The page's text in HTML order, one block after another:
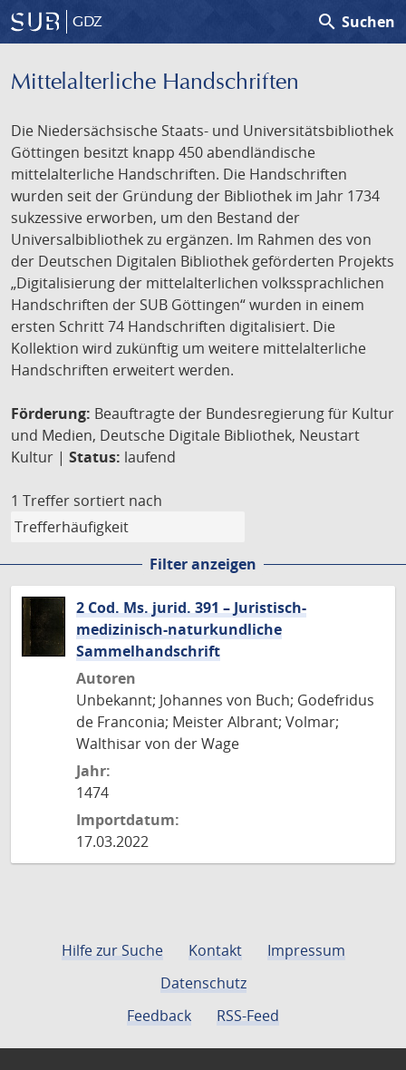
GDZ search Suchen
Mittelalterliche Handschriften
Die Niedersächsische Staats- und Universitätsbibliothek
Göttingen besitzt knapp 450 abendländische
mittelalterliche Handschriften. Die Handschriften
wurden seit der Gründung der Bibliothek im Jahr 1734
sukzessive erworben, um den Bestand der
Universalbibliothek zu ergänzen. Im Rahmen des von
der Deutschen Digitalen Bibliothek geförderten Projekts
„Digitalisierung der mittelalterlichen volkssprachlichen
Handschriften der SUB Göttingen“ wurden in einem
ersten Schritt 74 Handschriften digitalisiert. Die
Kollektion wird zukünftig um weitere mittelalterliche
Handschriften erweitert werden.
Förderung: Beauftragte der Bundesregierung für Kultur
und Medien, Deutsche Digitale Bibliothek, Neustart
Kultur | Status: laufend
1 Treffer sortiert nach
Filter anzeigen
2 Cod. Ms. jurid. 391 – Juristisch-
medizinisch-naturkundliche
Sammelhandschrift
Autoren
Unbekannt; Johannes von Buch; Godefridus
de Franconia; Meister Albrant; Volmar;
Walthisar von der Wage
Jahr:
1474
Importdatum:
17.03.2022
Hilfe zur Suche Kontakt
Impressum
Datenschutz
Feedback
RSS-Feed